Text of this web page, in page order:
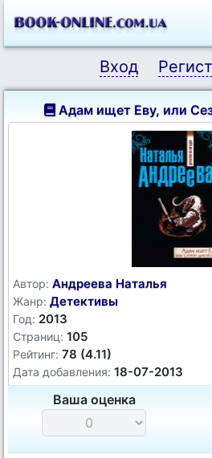
Вход
Адам ищет Еву, или
Автор: Андреева Наталья
Жанр: Детективы
Год: 2013
Страниц: 105
Рейтинг: 78 (4.11)
Дата добавления: 18-07-2013
Ваша оценка